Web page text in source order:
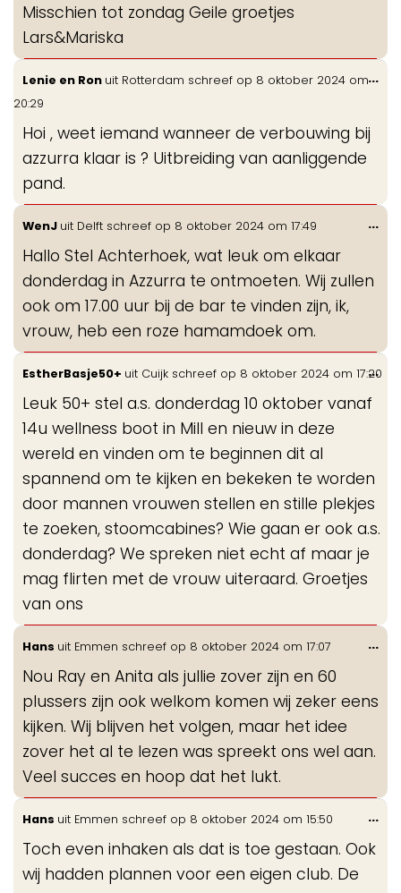
Misschien tot zondag Geile groetjes
Lars&Mariska
Lenie en Ron uit Rotterdam schreef op 8 oktober 2024 om
20:29
Hoi , weet iemand wanneer de verbouwing bij
azzurra klaar is ? Uitbreiding van aanliggende
pand.
...
WenJ uit Delft schreef op 8 oktober 2024 om 17:49
Hallo Stel Achterhoek, wat leuk om elkaar
donderdag in Azzurra te ontmoeten. Wij zullen
ook om 17.00 uur bij de bar te vinden zijn, ik,
vrouw, heb een roze hamamdoek om.
...
EstherBasje50+ uit Cuijk schreef op 8 oktober 2024 om 17:20
Leuk 50+ stel a.s. donderdag 10 oktober vanaf
14u wellness boot in Mill en nieuw in deze
wereld en vinden om te beginnen dit al
spannend om te kijken en bekeken te worden
door mannen vrouwen stellen en stille plekjes
te zoeken, stoomcabines? Wie gaan er ook a.s.
donderdag? We spreken niet echt af maar je
mag flirten met de vrouw uiteraard. Groetjes
van ons
...
Hans uit Emmen schreef op 8 oktober 2024 om 17:07
Nou Ray en Anita als jullie zover zijn en 60
plussers zijn ook welkom komen wij zeker eens
kijken. Wij blijven het volgen, maar het idee
zover het al te lezen was spreekt ons wel aan.
Veel succes en hoop dat het lukt.
...
Hans uit Emmen schreef op 8 oktober 2024 om 15:50
Toch even inhaken als dat is toe gestaan. Ook
wij hadden plannen voor een eigen club. De
...